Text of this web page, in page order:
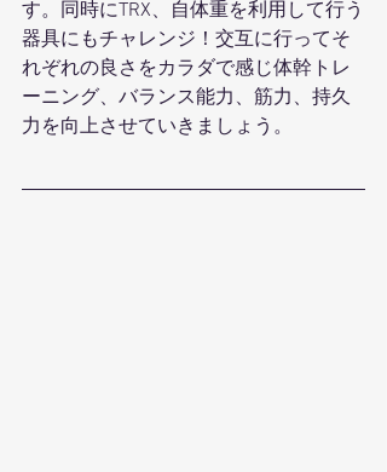
す。同時にTRX、自体重を利用して行う
器具にもチャレンジ！交互に行ってそ
れぞれの良さをカラダで感じ体幹トレ
ーニング、バランス能力、筋力、持久
力を向上させていきましょう。